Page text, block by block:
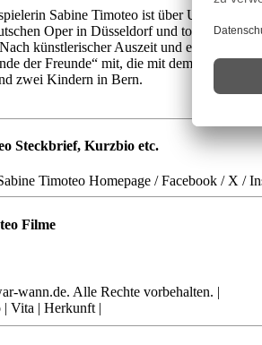
Sabine Timoteo ist über Umwege
Oper in Düsseldorf und tourte mit
künstlerischer Auszeit und einer
der Freunde“ mit, die mit dem Grimme-
zwei Kindern in Bern.
Steckbrief, Kurzbio etc.
Timoteo Homepage / Facebook / X /
Filme
wann.de. Alle Rechte vorbehalten. |
| Vita | Herkunft |